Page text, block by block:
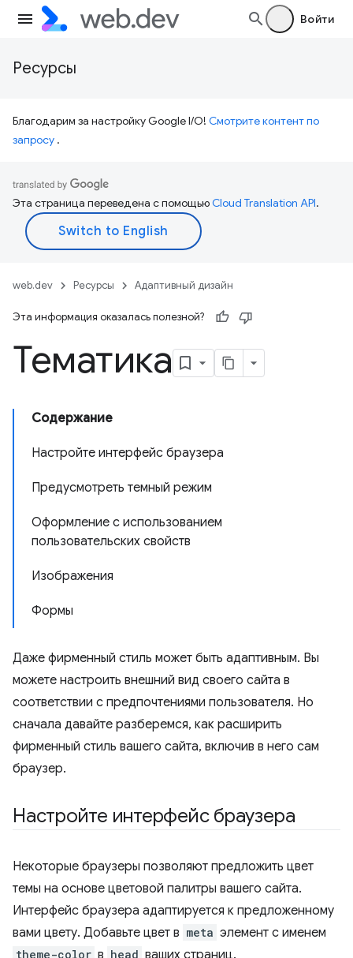
Войти
Ресурсы
Благодарим за настройку Google I/O! Смотрите контент по
запросу .
Эта страница переведена с помощьюCloud Translation API.
web.dev Ресурсы Адаптивный дизайн
Эта информация оказалась полезной?
Тематика
Содержание
Настройте интерфейс браузера
Предусмотреть темный режим
Оформление с использованием
пользовательских свойств
Изображения
Формы
Даже фирменный стиль может быть адаптивным. Вы
можете настроить внешний вид своего сайта в
соответствии с предпочтениями пользователя. Но
сначала давайте разберемся, как расширить
фирменный стиль вашего сайта, включив в него сам
браузер.
Настройте интерфейс браузера
Некоторые браузеры позволяют предложить цвет
темы на основе цветовой палитры вашего сайта.
Интерфейс браузера адаптируется к предложенному
вами цвету. Добавьте цвет в meta элемент с именем
theme-color в head ваших страниц.